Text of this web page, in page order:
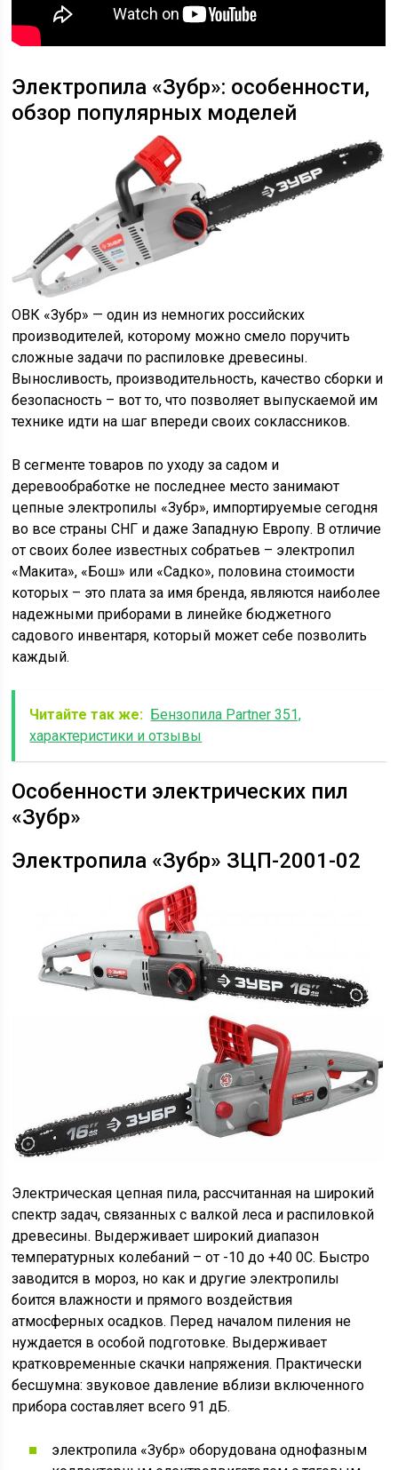
Электропила «Зубр»: особенности,
обзор популярных моделей
ОВК «Зубр» — один из немногих российских
производителей, которому можно смело поручить
сложные задачи по распиловке древесины.
Выносливость, производительность, качество сборки и
безопасность – вот то, что позволяет выпускаемой им
технике идти на шаг впереди своих соклассников.
В сегменте товаров по уходу за садом и
деревообработке не последнее место занимают
цепные электропилы «Зубр», импортируемые сегодня
во все страны СНГ и даже Западную Европу. В отличие
от своих более известных собратьев – электропил
«Макита», «Бош» или «Садко», половина стоимости
которых – это плата за имя бренда, являются наиболее
надежными приборами в линейке бюджетного
садового инвентаря, который может себе позволить
каждый.
Читайте так же: Бензопила Partner 351,
характеристики и отзывы
Особенности электрических пил
«Зубр»
Электропила «Зубр» ЗЦП-2001-02
Электрическая цепная пила, рассчитанная на широкий
спектр задач, связанных с валкой леса и распиловкой
древесины. Выдерживает широкий диапазон
температурных колебаний – от -10 до +40 0С. Быстро
заводится в мороз, но как и другие электропилы
боится влажности и прямого воздействия
атмосферных осадков. Перед началом пиления не
нуждается в особой подготовке. Выдерживает
кратковременные скачки напряжения. Практически
бесшумна: звуковое давление вблизи включенного
прибора составляет всего 91 дБ.
электропила «Зубр» оборудована однофазным